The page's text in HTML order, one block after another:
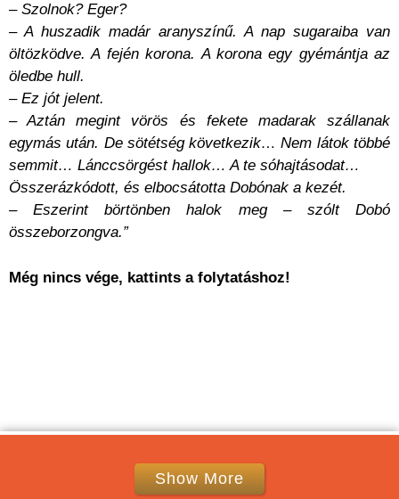
– Szolnok? Eger?
– A huszadik madár aranyszínű. A nap sugaraiba van
öltözködve. A fején korona. A korona egy gyémántja az
öledbe hull.
– Ez jót jelent.
– Aztán megint vörös és fekete madarak szállanak
egymás után. De sötétség következik… Nem látok többé
semmit… Lánccsörgést hallok… A te sóhajtásodat…
Összerázkódott, és elbocsátotta Dobónak a kezét.
– Eszerint börtönben halok meg – szólt Dobó
összeborzongva.”
Még nincs vége, kattints a folytatáshoz!
Show More